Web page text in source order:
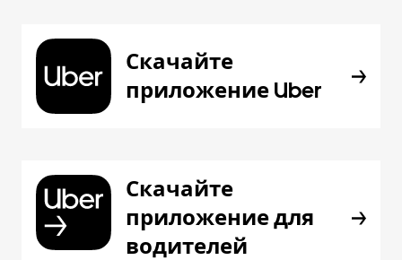
Скачайте
приложение Uber
Скачайте
приложение для
водителей